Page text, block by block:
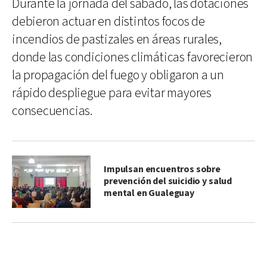
Durante la jornada del sábado, las dotaciones
debieron actuar en distintos focos de
incendios de pastizales en áreas rurales,
donde las condiciones climáticas favorecieron
la propagación del fuego y obligaron a un
rápido despliegue para evitar mayores
consecuencias.
Impulsan encuentros sobre
prevención del suicidio y salud
mental en Gualeguay